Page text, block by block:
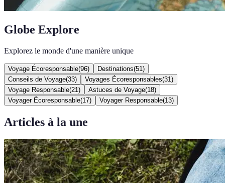
Globe Explore
Explorez le monde d'une manière unique
Voyage Écoresponsable(96) Destinations(51 )
Conseils de Voyage(33) Voyages Écoresponsables(31 )
Voyage Responsable(21 ) Astuces de Voyage(18)
Voyager Écoresponsable(17) Voyager Responsable(13)
Articles à la une